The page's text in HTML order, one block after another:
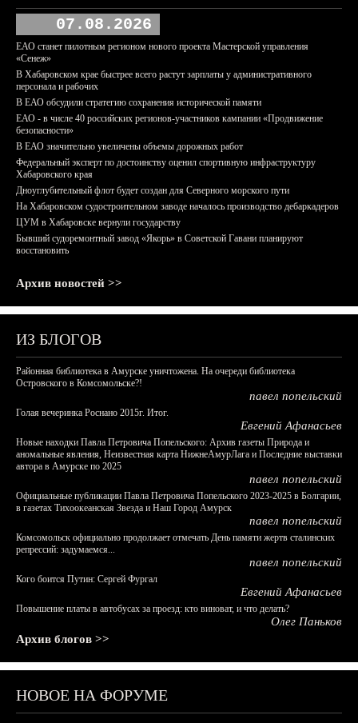
07.08.2026
ЕАО станет пилотным регионом нового проекта Мастерской управления
«Сенеж»
В Хабаровском крае быстрее всего растут зарплаты у административного
персонала и рабочих
В ЕАО обсудили стратегию сохранения исторической памяти
ЕАО - в числе 40 российских регионов-участников кампании «Продвижение
безопасности»
В ЕАО значительно увеличены объемы дорожных работ
Федеральный эксперт по достоинству оценил спортивную инфраструктуру
Хабаровского края
Дноуглубительный флот будет создан для Северного морского пути
На Хабаровском судостроительном заводе началось производство дебаркадеров
ЦУМ в Хабаровске вернули государству
Бывший судоремонтный завод «Якорь» в Советской Гавани планируют
восстановить
Архив новостей >>
ИЗ БЛОГОВ
Районная библиотека в Амурске уничтожена. На очереди библиотека
Островского в Комсомольске?!
павел попельский
Голая вечеринка Роснано 2015г. Итог.
Евгений Афанасьев
Новые находки Павла Петровича Попельского: Архив газеты Природа и
аномальные явления, Неизвестная карта НижнеАмурЛага и Последние выставки
автора в Амурске по 2025
павел попельский
Официальные публикации Павла Петровича Попельского 2023-2025 в Болгарии,
в газетах Тихоокеанская Звезда и Наш Город Амурск
павел попельский
Комсомольск официально продолжает отмечать День памяти жертв сталинских
репрессий: задумаемся...
павел попельский
Кого боится Путин: Сергей Фургал
Евгений Афанасьев
Повышение платы в автобусах за проезд: кто виноват, и что делать?
Олег Паньков
Архив блогов >>
НОВОЕ НА ФОРУМЕ